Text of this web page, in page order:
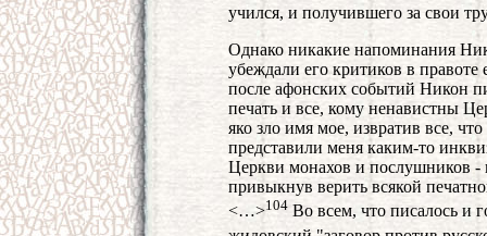
учился, и получившего за свои
Однако никакие напоминания
убеждали его критиков в
после афонских событий Никон
печать и все, кому ненавистны
яко зло имя мое, извратив все,
представили меня каким-то
Церкви монахов и послушников -
привыкнув верить всякой
<…>104 Во всем, что писалось и